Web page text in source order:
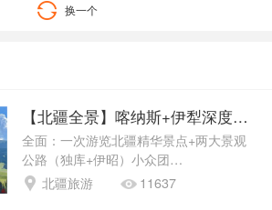
换一个
【北疆全景】喀纳斯+伊犁深度18
全面：一次游览北疆精华景点+两大景观
公路（独库+伊昭）小众团…
北疆旅游
11637